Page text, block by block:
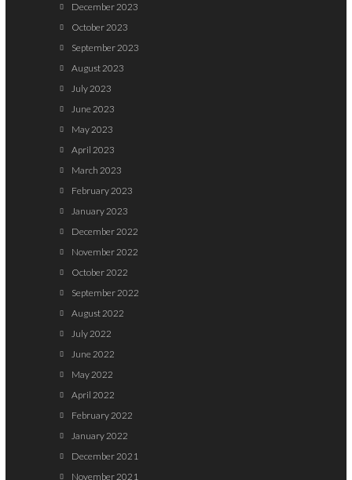
December 2023
October 2023
September 2023
August 2023
July 2023
June 2023
May 2023
April 2023
March 2023
February 2023
January 2023
December 2022
November 2022
October 2022
September 2022
August 2022
July 2022
June 2022
May 2022
April 2022
February 2022
January 2022
December 2021
November 2021